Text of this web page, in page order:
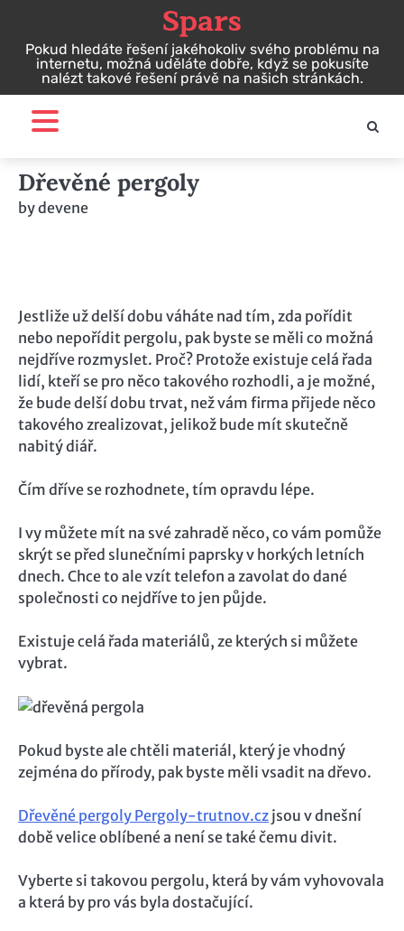
content
Spars
Pokud hledáte řešení jakéhokoliv svého problému na
internetu, možná uděláte dobře, když se pokusíte
nalézt takové řešení právě na našich stránkách.
Dřevěné pergoly
bydevene
Jestliže už delší dobu váháte nad tím, zda pořídit
nebo nepořídit pergolu, pak byste se měli co možná
nejdříve rozmyslet. Proč? Protože existuje celá řada
lidí, kteří se pro něco takového rozhodli, a je možné,
že bude delší dobu trvat, než vám firma přijede něco
takového zrealizovat, jelikož bude mít skutečně
nabitý diář.
Čím dříve se rozhodnete, tím opravdu lépe.
I vy můžete mít na své zahradě něco, co vám pomůže
skrýt se před slunečními paprsky v horkých letních
dnech. Chce to ale vzít telefon a zavolat do dané
společnosti co nejdříve to jen půjde.
Existuje celá řada materiálů, ze kterých si můžete
vybrat.
Pokud byste ale chtěli materiál, který je vhodný
zejména do přírody, pak byste měli vsadit na dřevo.
Dřevěné pergoly Pergoly-trutnov.cz jsou v dnešní
době velice oblíbené a není se také čemu divit.
Vyberte si takovou pergolu, která by vám vyhovovala
a která by pro vás byla dostačující.